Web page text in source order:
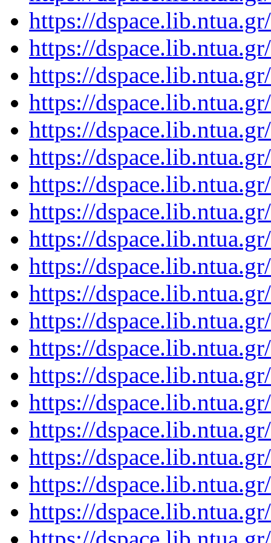
https://
https://
https://
https://
https://
https://
https://
https://
https://
https://
https://
https://
https://
https://
https://
https://
https://
https://
https://